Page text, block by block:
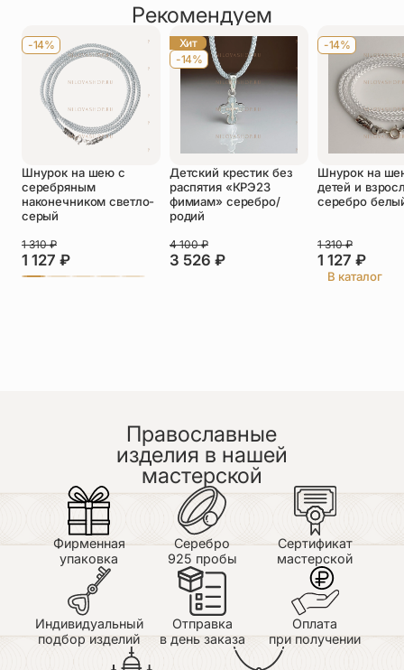
Оставить отзыв
Подтверждаю свое согласие с
политикой конфиденциальностии даю
согласие на обработку персональных
данных
Пока нет отзывов. Будьте первым!
Рекомендуем
-14%
Шнурок на шею с
серебряным
наконечником светло-
серый
1 127 ₽
1 310₽
Хит
-14%
Детский крестик без
распятия «КРЭ23
фимиам» серебро/
родий
3 526 ₽
4 100₽
-14%
Шнурок на
детей и
серебро
1 127 ₽
1 310₽
В каталог
Православные
изделия в нашей
мастерской
Фирменная
упаковка
Серебро
925 пробы
Сертификат
мастерской
Индивидуальный
подбор изделий
Отправка
в день заказа
Оплата
при получении